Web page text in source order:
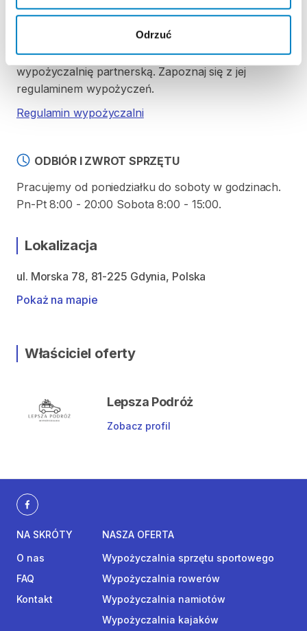
Odrzuć
Ten sprzęt sportowy wypożyczany jest przez
wypożyczalnię partnerską. Zapoznaj się z jej
regulaminem wypożyczeń.
Regulamin wypożyczalni
ODBIÓR I ZWROT SPRZĘTU
Pracujemy od poniedziałku do soboty w godzinach.
Pn-Pt 8:00 - 20:00 Sobota 8:00 - 15:00.
Lokalizacja
ul. Morska 78, 81-225 Gdynia, Polska
Pokaż na mapie
Właściciel oferty
Lepsza Podróż
Zobacz profil
NA SKRÓTY
O nas
FAQ
Kontakt
NASZA OFERTA
Wypożyczalnia sprzętu sportowego
Wypożyczalnia rowerów
Wypożyczalnia namiotów
Wypożyczalnia kajaków